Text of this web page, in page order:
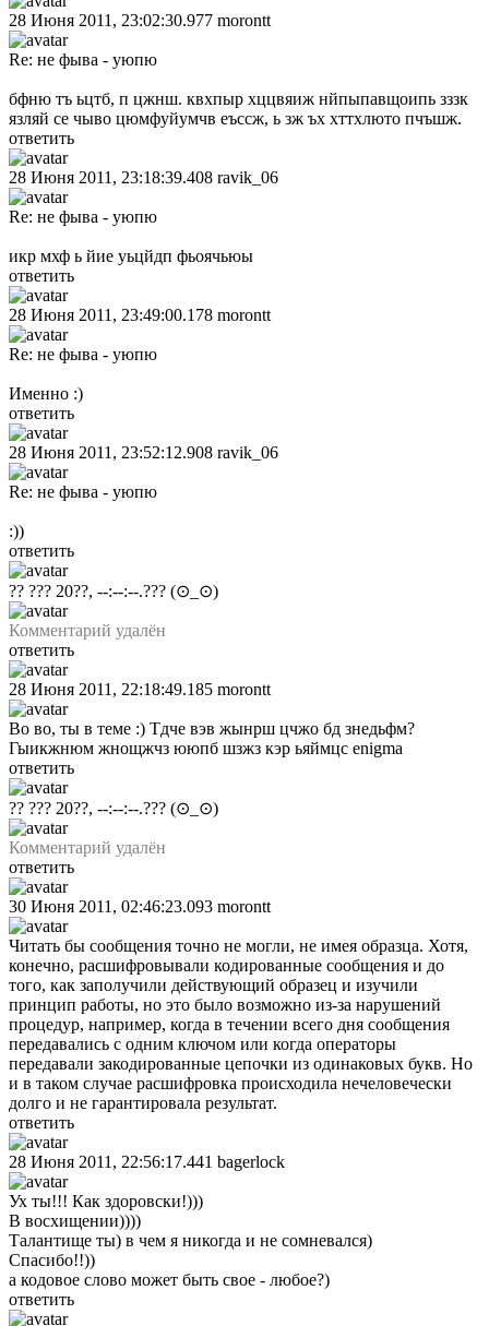
28 Июня 2011, 23:02:30.977 morontt
Re: не фыва - уюпю
бфню тъ ьцтб, п цжнш. квхпыр хццвяиж нйпыпавщоипь зззк
язляй се чыво цюмфуйумчв еъссж, ь зж ъх хттхлюто пчъшж.
ответить
28 Июня 2011, 23:18:39.408 ravik_06
Re: не фыва - уюпю
икр мхф ь йие уьцйдп фьоячьюы
ответить
28 Июня 2011, 23:49:00.178 morontt
Re: не фыва - уюпю
Именно :)
ответить
28 Июня 2011, 23:52:12.908 ravik_06
Re: не фыва - уюпю
:))
ответить
?? ??? 20??, --:--:--.??? (⊙_⊙)
Комментарий удалён
ответить
28 Июня 2011, 22:18:49.185 morontt
Во во, ты в теме :) Тдче вэв жынрш цчжо бд знедьфм?
Гыикжнюм жнощжчз ююпб шзжз кэр ьяймцс enigma
ответить
?? ??? 20??, --:--:--.??? (⊙_⊙)
Комментарий удалён
ответить
30 Июня 2011, 02:46:23.093 morontt
Читать бы сообщения точно не могли, не имея образца. Хотя,
конечно, расшифровывали кодированные сообщения и до
того, как заполучили действующий образец и изучили
принцип работы, но это было возможно из-за нарушений
процедур, например, когда в течении всего дня сообщения
передавались с одним ключом или когда операторы
передавали закодированные цепочки из одинаковых букв. Но
и в таком случае расшифровка происходила нечеловечески
долго и не гарантировала результат.
ответить
28 Июня 2011, 22:56:17.441 bagerlock
Ух ты!!! Как здоровски!)))
В восхищении))))
Талантище ты) в чем я никогда и не сомневался)
Спасибо!!))
а кодовое слово может быть свое - любое?)
ответить